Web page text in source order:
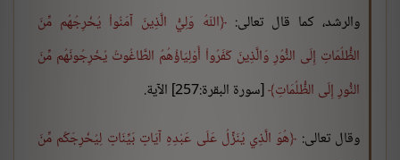
والرشد، كما قال تعالى: اللّهُ وَلِيُّ الَّذِينَ آمَنُواْ يُخْرِجُهُم مِّنَ
الظُّلُمَاتِ إِلَى النُّوُرِ وَالَّذِينَ كَفَرُواْ أَوْلِيَاؤُهُمُ الطَّاغُوتُ يُخْرِجُونَهُم مِّنَ
النُّورِ إِلَى الظُّلُمَاتِ [سورة البقرة:257] الآية.
وقال تعالى: هُوَ الَّذِي يُنَزِّلُ عَلَى عَبْدِهِ آيَاتٍ بَيِّنَاتٍ لِيُخْرِجَكُم مِّنَ